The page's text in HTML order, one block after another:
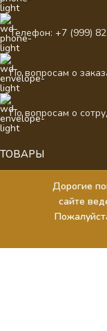
Дорогие
сайте
Телефон: +7 (999)
По вопросам о
По вопросам о
ТОВАРЫ
Храмовая мебель
Церковная утварь
Кресты и панагии